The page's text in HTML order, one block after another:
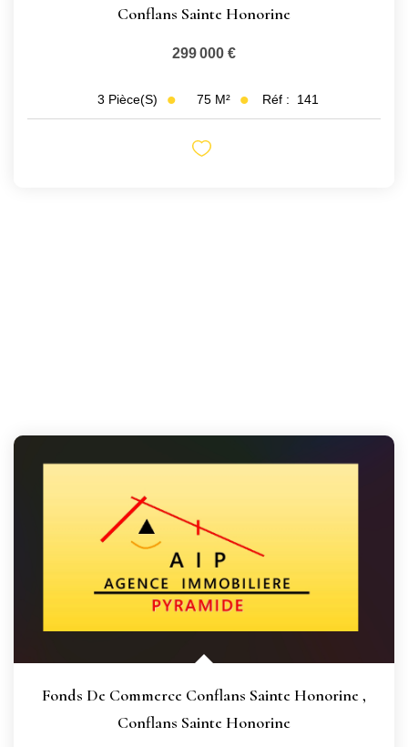
Conflans Sainte Honorine
299 000 €
3 Pièce(s) 75 M² Réf : 141
Fonds De Commerce Conflans Sainte Honorine,
Conflans Sainte Honorine